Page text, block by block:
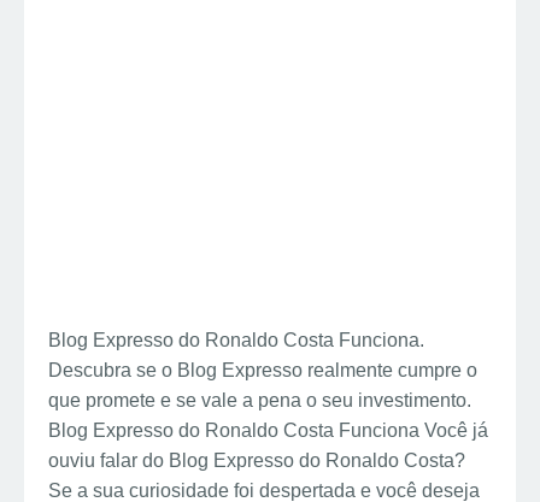
Blog Expresso do Ronaldo Costa Funciona.
Descubra se o Blog Expresso realmente cumpre o
que promete e se vale a pena o seu investimento.
Blog Expresso do Ronaldo Costa Funciona Você já
ouviu falar do Blog Expresso do Ronaldo Costa?
Se a sua curiosidade foi despertada e você deseja